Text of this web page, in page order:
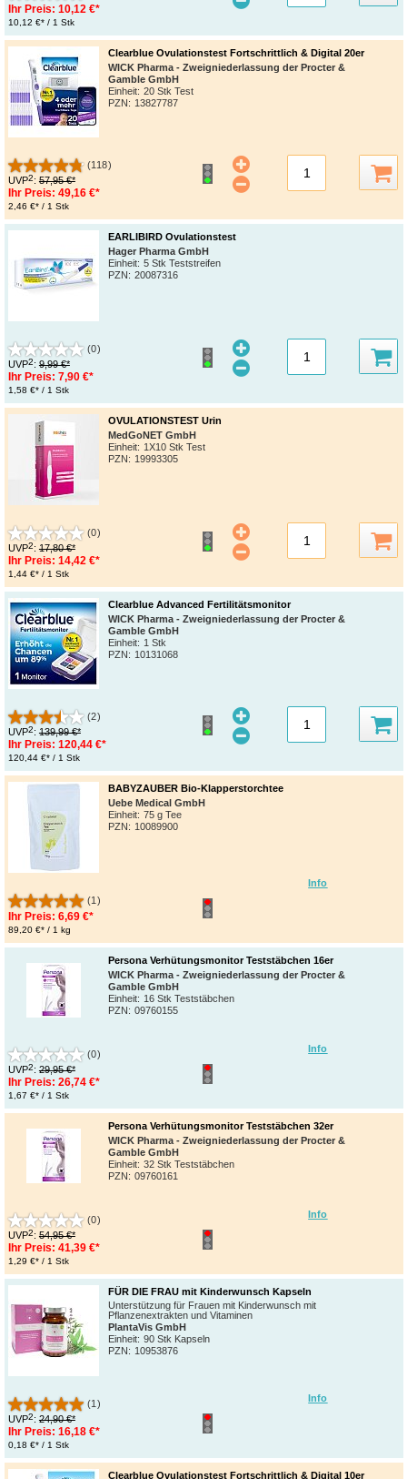
Ihr Preis: 10,12 €*
10,12 €* / 1 Stk
Clearblue Ovulationstest Fortschrittlich & Digital 20er
WICK Pharma - Zweigniederlassung der Procter &
Gamble GmbH
Einheit: 20 Stk Test
PZN: 13827787
(118)
UVP2: 57,95 €*
Ihr Preis: 49,16 €*
2,46 €* / 1 Stk
EARLIBIRD Ovulationstest
Hager Pharma GmbH
Einheit: 5 Stk Teststreifen
PZN: 20087316
(0)
UVP2: 9,99 €*
Ihr Preis: 7,90 €*
1,58 €* / 1 Stk
OVULATIONSTEST Urin
MedGoNET GmbH
Einheit: 1X10 Stk Test
PZN: 19993305
(0)
UVP2: 17,80 €*
Ihr Preis: 14,42 €*
1,44 €* / 1 Stk
Clearblue Advanced Fertilitätsmonitor
WICK Pharma - Zweigniederlassung der Procter &
Gamble GmbH
Einheit: 1 Stk
PZN: 10131068
(2)
UVP2: 139,99 €*
Ihr Preis: 120,44 €*
120,44 €* / 1 Stk
Info
BABYZAUBER Bio-Klapperstorchtee
Uebe Medical GmbH
Einheit: 75 g Tee
PZN: 10089900
(1)
Ihr Preis: 6,69 €*
89,20 €* / 1 kg
Info
Persona Verhütungsmonitor Teststäbchen 16er
WICK Pharma - Zweigniederlassung der Procter &
Gamble GmbH
Einheit: 16 Stk Teststäbchen
PZN: 09760155
(0)
UVP2: 29,95 €*
Ihr Preis: 26,74 €*
1,67 €* / 1 Stk
Info
Persona Verhütungsmonitor Teststäbchen 32er
WICK Pharma - Zweigniederlassung der Procter &
Gamble GmbH
Einheit: 32 Stk Teststäbchen
PZN: 09760161
(0)
UVP2: 54,95 €*
Ihr Preis: 41,39 €*
1,29 €* / 1 Stk
Info
FÜR DIE FRAU mit Kinderwunsch Kapseln
Unterstützung für Frauen mit Kinderwunsch mit
Pflanzenextrakten und Vitaminen
PlantaVis GmbH
Einheit: 90 Stk Kapseln
PZN: 10953876
(1)
UVP2: 24,90 €*
Ihr Preis: 16,18 €*
0,18 €* / 1 Stk
Clearblue Ovulationstest Fortschrittlich & Digital 10er